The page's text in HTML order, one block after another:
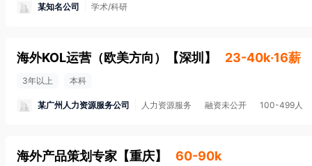
某知名公司 学术/科研
海外KOL运营（欧美方向） 【深圳 】 23-40k·16薪
3年以上 本科
某广州人力资源服务公司 人力资源服务 融资未公开 100-499人
海外产品策划专家 【重庆】 60-90k